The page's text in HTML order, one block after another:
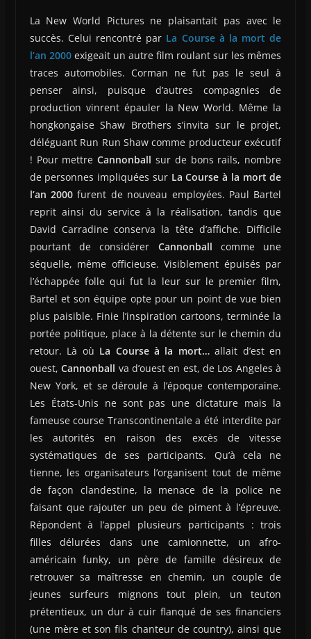
La New World Pictures ne plaisantait pas avec le
succès. Celui rencontré par La Course à la mort de
l’an 2000exigeait un autre film roulant sur les mêmes
traces automobiles. Corman ne fut pas le seul à
penser ainsi, puisque d’autres compagnies de
production vinrent épauler la New World. Même la
hongkongaise Shaw Brothers s’invita sur le projet,
déléguant Run Run Shaw comme producteur exécutif
! Pour mettreCannonball sur de bons rails, nombre
de personnes impliquées sur La Course à la mort de
l’an 2000 furent de nouveau employées. Paul Bartel
reprit ainsi du service à la réalisation, tandis que
David Carradine conserva la tête d’affiche. Difficile
pourtant de considérer Cannonball comme une
séquelle, même officieuse. Visiblement épuisés par
l’échappée folle qui fut la leur sur le premier film,
Bartel et son équipe opte pour un point de vue bien
plus paisible. Finie l’inspiration cartoons, terminée la
portée politique, place à la détente sur le chemin du
retour. Là où La Course à la mort…allait d’est en
ouest,Cannonball va d’ouest en est, de Los Angeles à
New York, et se déroule à l’époque contemporaine.
Les États-Unis ne sont pas une dictature mais la
fameuse course Transcontinentale a été interdite par
les autorités en raison des excès de vitesse
systématiques de ses participants. Qu’à cela ne
tienne, les organisateurs l’organisent tout de même
de façon clandestine, la menace de la police ne
faisant que rajouter un peu de piment à l’épreuve.
Répondent à l’appel plusieurs participants : trois
filles délurées dans une camionnette, un afro-
américain funky, un père de famille désireux de
retrouver sa maîtresse en chemin, un couple de
jeunes surfeurs mignons tout plein, un teuton
prétentieux, un dur à cuir flanqué de ses financiers
(une mère et son fils chanteur de country), ainsi que